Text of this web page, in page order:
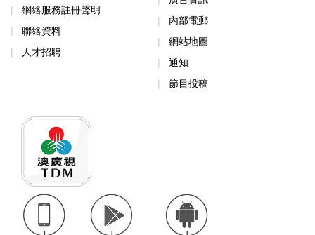
網絡服務註冊聲明
聯絡資料
人才招聘
內部電郵
網站地圖
通知
節目投稿